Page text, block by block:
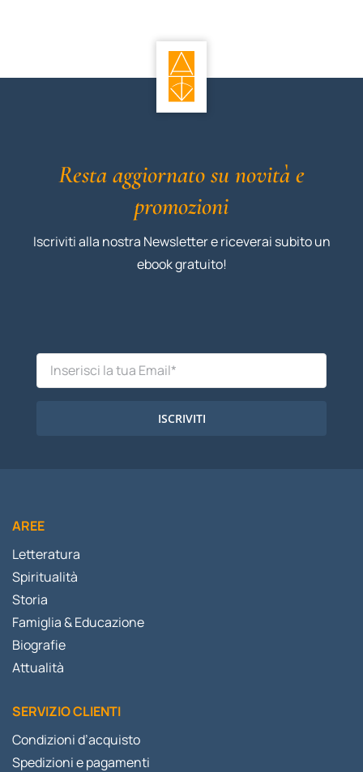
Resta aggiornato su novità e
promozioni
Iscriviti alla nostra Newsletter e riceverai subito un
ebook gratuito!
ISCRIVITI
AREE
Letteratura
Spiritualità
Storia
Famiglia & Educazione
Biografie
Attualità
SERVIZIO CLIENTI
Condizioni d’acquisto
Spedizioni e pagamenti